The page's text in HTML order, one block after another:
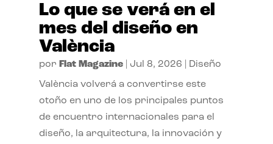
Lo que se verá en el
mes del diseño en
València
por Flat Magazine| Jul 8, 2026 Diseño
València volverá a convertirse este
otoño en uno de los principales puntos
de encuentro internacionales para el
diseño, la arquitectura, la innovación y